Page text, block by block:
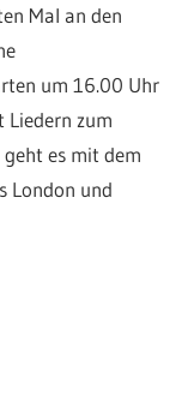
Mal an den
um 16.00 Uhr
Liedern zum
es mit dem
London und